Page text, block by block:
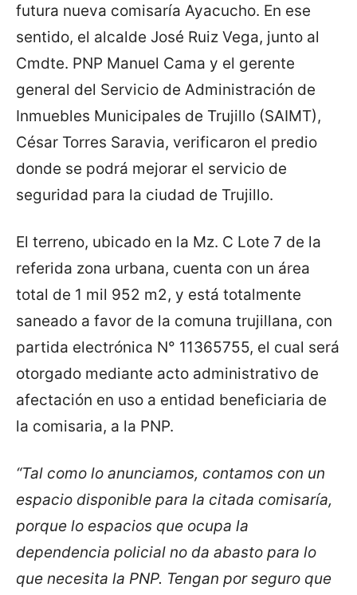
futura nueva comisaría Ayacucho. En ese
sentido, el alcalde José Ruiz Vega, junto al
Cmdte. PNP Manuel Cama y el gerente
general del Servicio de Administración de
Inmuebles Municipales de Trujillo (SAIMT),
César Torres Saravia, verificaron el predio
donde se podrá mejorar el servicio de
seguridad para la ciudad de Trujillo.
El terreno, ubicado en la Mz. C Lote 7 de la
referida zona urbana, cuenta con un área
total de 1 mil 952 m2, y está totalmente
saneado a favor de la comuna trujillana, con
partida electrónica N° 11365755, el cual será
otorgado mediante acto administrativo de
afectación en uso a entidad beneficiaria de
la comisaria, a la PNP.
“Tal como lo anunciamos, contamos con un
espacio disponible para la citada comisaría,
porque lo espacios que ocupa la
dependencia policial no da abasto para lo
que necesita la PNP. Tengan por seguro que